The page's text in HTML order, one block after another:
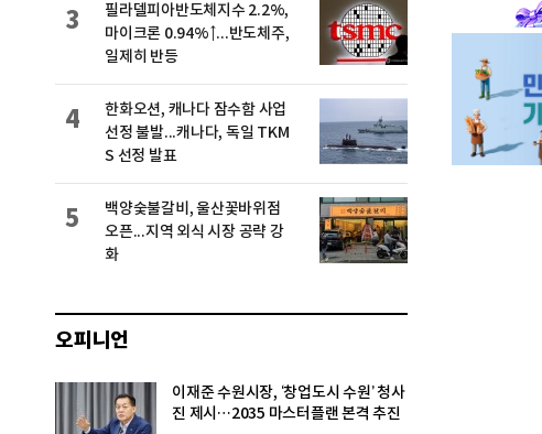
필라델피아반도체지수 2.2%,
마이크론 0.94%↑...반도체주,
일제히 반등
3
한화오션, 캐나다 잠수함 사업
선정 불발...캐나다, 독일 TKM
S 선정 발표
4
백양숯불갈비, 울산꽃바위점
오픈...지역 외식 시장 공략 강
화
5
오피니언
이재준 수원시장, ‘창업도시 수원’ 청사
진 제시…2035 마스터플랜 본격 추진